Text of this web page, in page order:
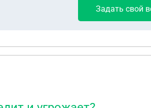
Задать свой